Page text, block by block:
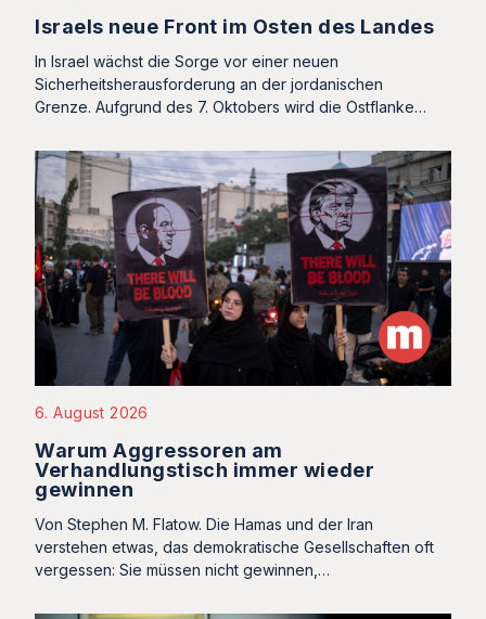
Israels neue Front im Osten des Landes
In Israel wächst die Sorge vor einer neuen
Sicherheitsherausforderung an der jordanischen
Grenze. Aufgrund des 7. Oktobers wird die Ostflanke…
6. August 2026
Warum Aggressoren am
Verhandlungstisch immer wieder
gewinnen
Von Stephen M. Flatow. Die Hamas und der Iran
verstehen etwas, das demokratische Gesellschaften oft
vergessen: Sie müssen nicht gewinnen,…